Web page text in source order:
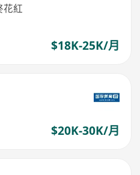
花紅
$18K-25K/月
$20K-30K/月